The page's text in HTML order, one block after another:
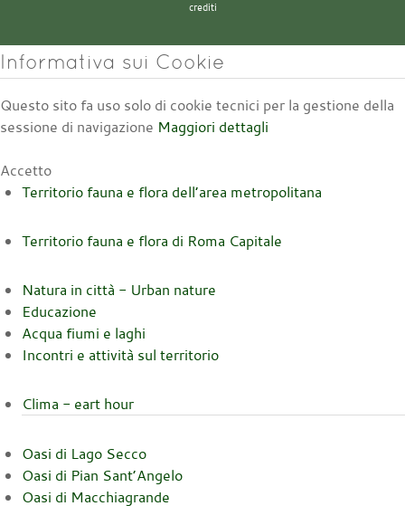
crediti
Informativa sui Cookie
Questo sito fa uso solo di cookie tecnici per la gestione della
sessione di navigazione Maggiori dettagli
Accetto
Territorio fauna e flora dell’area metropolitana
Territorio fauna e flora di Roma Capitale
Natura in città - Urban nature
Educazione
Acqua fiumi e laghi
Incontri e attività sul territorio
Clima - eart hour
Oasi di Lago Secco
Oasi di Pian Sant’Angelo
Oasi di Macchiagrande